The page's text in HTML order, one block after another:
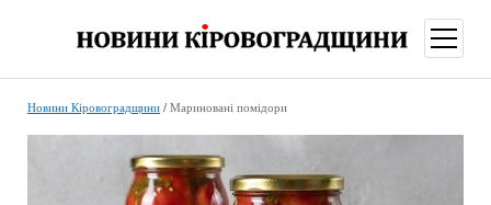
меню
Новини Кіровоградщини/ Мариновані помідори